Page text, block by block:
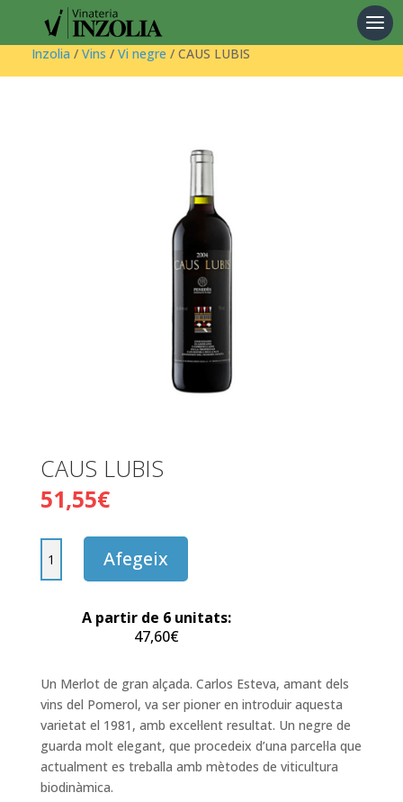
Products
search
Inzolia / Vins / Vi negre / CAUS LUBIS
CAUS LUBIS
51,55€
de
Afegeix
A partir de 6 unitats:
47,60€
Un Merlot de gran alçada. Carlos Esteva, amant dels
vins del Pomerol, va ser pioner en introduir aquesta
varietat el 1981, amb excel·lent resultat. Un negre de
guarda molt elegant, que procedeix d’una parcel·la que
actualment es treballa amb mètodes de viticultura
biodinàmica.